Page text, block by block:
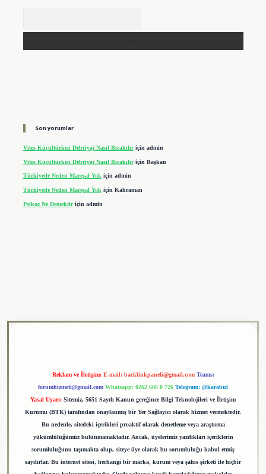
Son yorumlar
Vites Küçültürken Debriyaj Nasıl Bırakılıriçin admin
Vites Küçültürken Debriyaj Nasıl Bırakılıriçin Başkan
Türkiyede Neden Mareşal Yokiçin admin
Türkiyede Neden Mareşal Yok için Kahraman
Psikoz Ne Demektiriçin admin
Reklam ve İletişim: E-mail: backlinkpaneli@gmail.com Teams:
forumhizmeti@gmail.com Whatsapp: 0262 606 0 726 Telegram: @karabul
Yasal Uyarı: Sitemiz, 5651 Sayılı Kanun gereğince Bilgi Teknolojileri ve İletişim
Kurumu (BTK) tarafından onaylanmış bir Yer Sağlayıcı olarak hizmet vermektedir.
Bu nedenle, sitedeki içerikleri proaktif olarak denetleme veya araştırma
yükümlülüğümüz bulunmamaktadır. Ancak, üyelerimiz yazdıkları içeriklerin
sorumluluğunu taşımakta olup, siteye üye olarak bu sorumluluğu kabul etmiş
sayılırlar. Bu internet sitesi, herhangi bir marka, kurum veya şahıs şirketi ile hiçbir